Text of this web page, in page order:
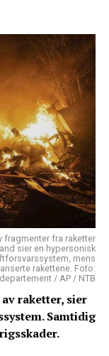
fragmenter fra raketter
sier en hypersonisk
mens
rakettene. Foto:
/ AP / NTB
raketter, sier
Samtidig